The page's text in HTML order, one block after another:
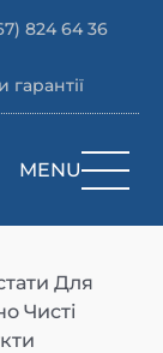
824 64 36
гарантії
MENU
Для
Чисті